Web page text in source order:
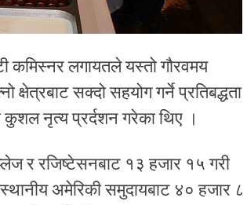
लगायतले यस्तो गौरवमय
सक्दो सहयोग गर्ने प्रतिबद्धता
कुशल नृत्य प्रर्दशन गरेका थिए ।
र रजिष्टेसनबाट १३ हजार १५ गरी
अमेरिकी समुदायबाट ४० हजार ८